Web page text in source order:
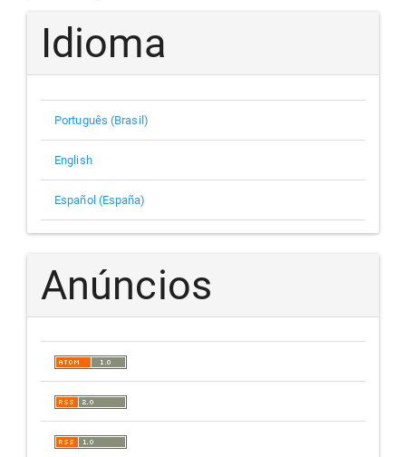
Idioma
Português (Brasil)
English
Español (España)
Anúncios